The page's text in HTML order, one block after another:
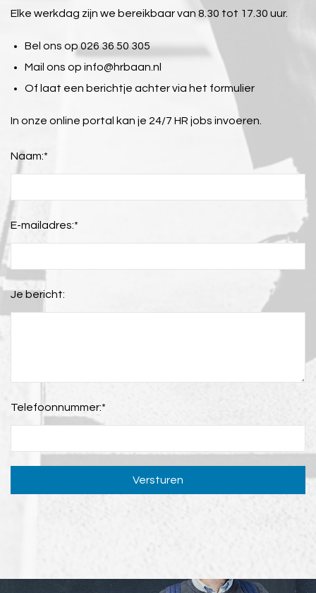
Elke werkdag zijn we bereikbaar van 8.30 tot 17.30 uur.
Bel ons op 026 36 50 305
Mail ons op info@hrbaan.nl
Of laat een berichtje achter via het formulier
In onze online portal kan je 24/7 HR jobs invoeren.
Naam:*
E-mailadres:*
Je bericht:
Telefoonnummer:*
Versturen